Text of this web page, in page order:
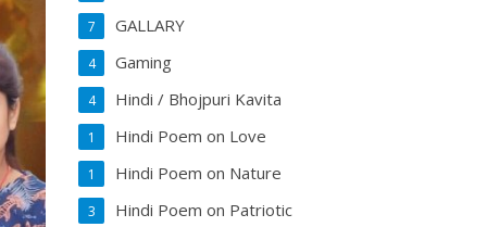
GALLARY
7
Gaming
4
Hindi / Bhojpuri Kavita
4
Hindi Poem on Love
1
Hindi Poem on Nature
1
Hindi Poem on Patriotic
3